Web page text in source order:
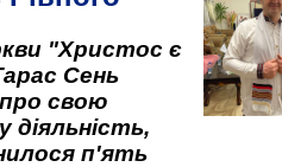
"Христос є
Сень
свою
діяльність,
п'ять